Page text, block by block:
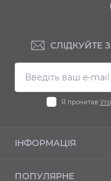
СЛІДКУЙТЕ
Я прочитав
ІНФОРМАЦІЯ
ПОПУЛЯРНЕ